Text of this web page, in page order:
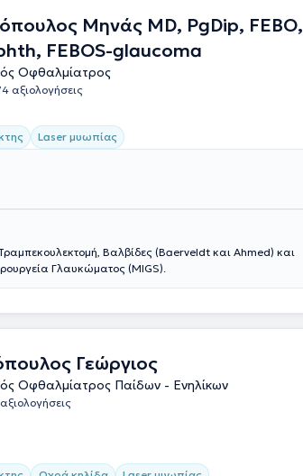
Μηνάς MD, PgDip, FEBO,
FEBOS-glaucoma
Οφθαλμίατρος
αξιολογήσεις
Laser μυωπίας
Βαλβίδες (Baerveldt και Ahmed) και
Γλαυκώματος (MIGS).
Γεώργιος
Οφθαλμίατρος Παίδων - Ενηλίκων